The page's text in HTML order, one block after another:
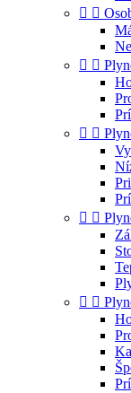
 
 
 
 
 